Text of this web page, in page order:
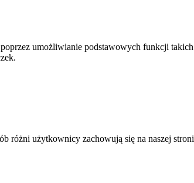
umożliwianie podstawowych funkcji
różni użytkownicy zachowują się na naszej